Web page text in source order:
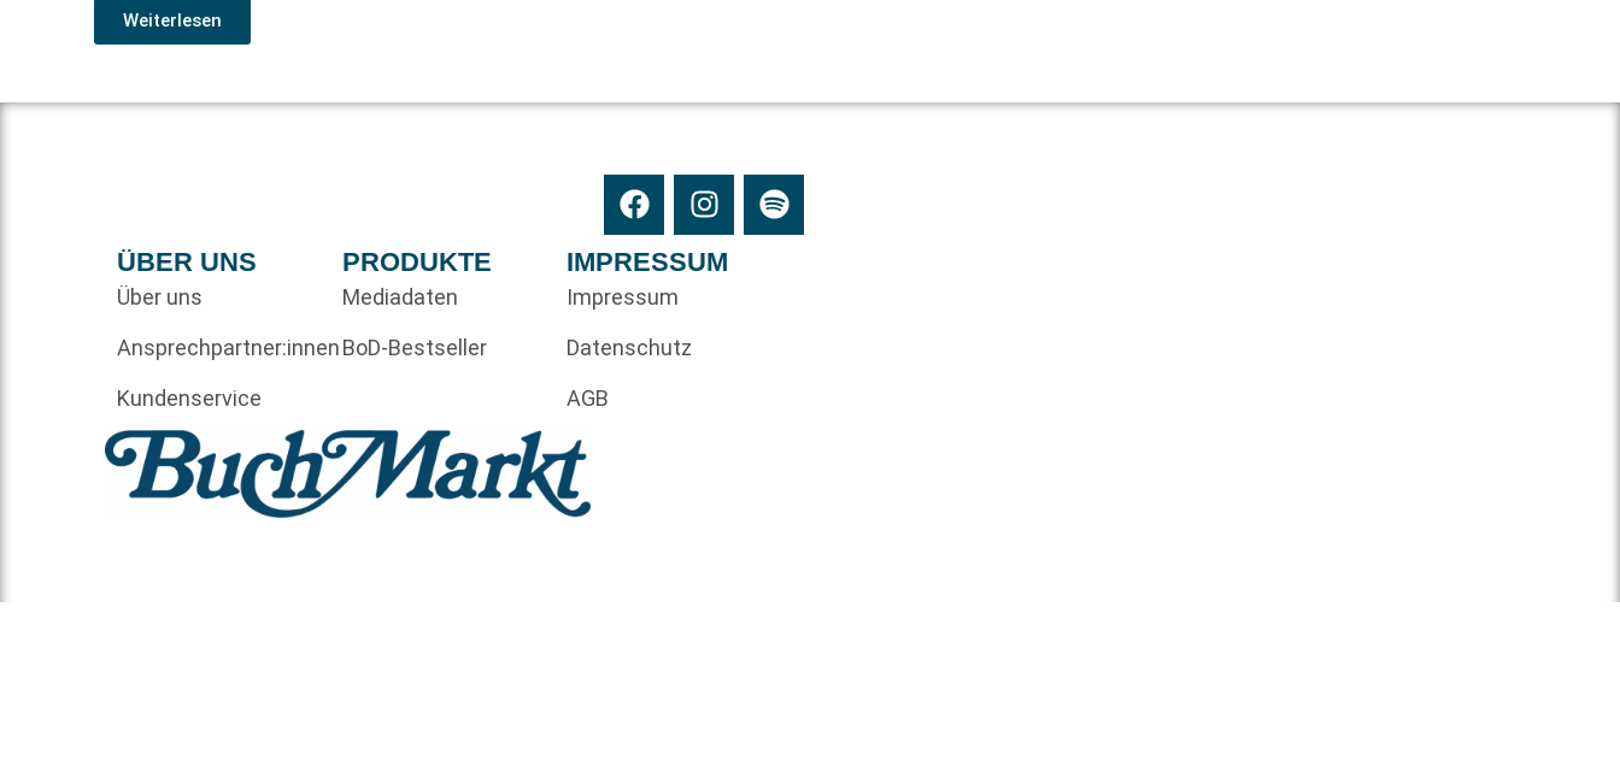
Weiterlesen
ÜBER UNS
Über uns
Ansprechpartner:innen
Kundenservice
PRODUKTE
Mediadaten
BoD-Bestseller
IMPRESSUM
Impressum
Datenschutz
AGB